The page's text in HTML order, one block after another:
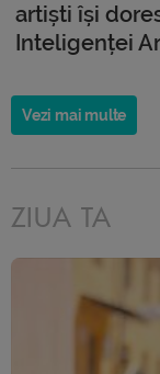
artiști își
Inteligenței
Vezi mai multe
ZIUA TA